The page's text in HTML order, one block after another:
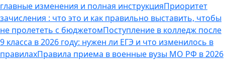
главные изменения и полная инструкцияПриоритет
зачисления : что это и как правильно выставить, чтобы
не пролететь с бюджетомПоступление в колледж после
9 класса в 2026 году: нужен ли ЕГЭ и что изменилось в
правилахПравила приема в военные вузы МО РФ в 2026